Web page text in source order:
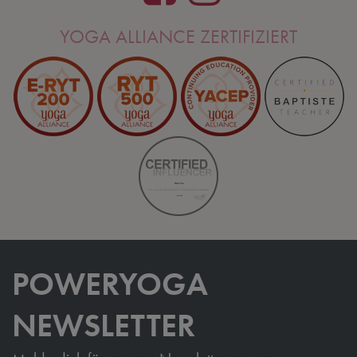
YOGA ALLIANCE ZERTIFIZIERT
POWERYOGA
NEWSLETTER